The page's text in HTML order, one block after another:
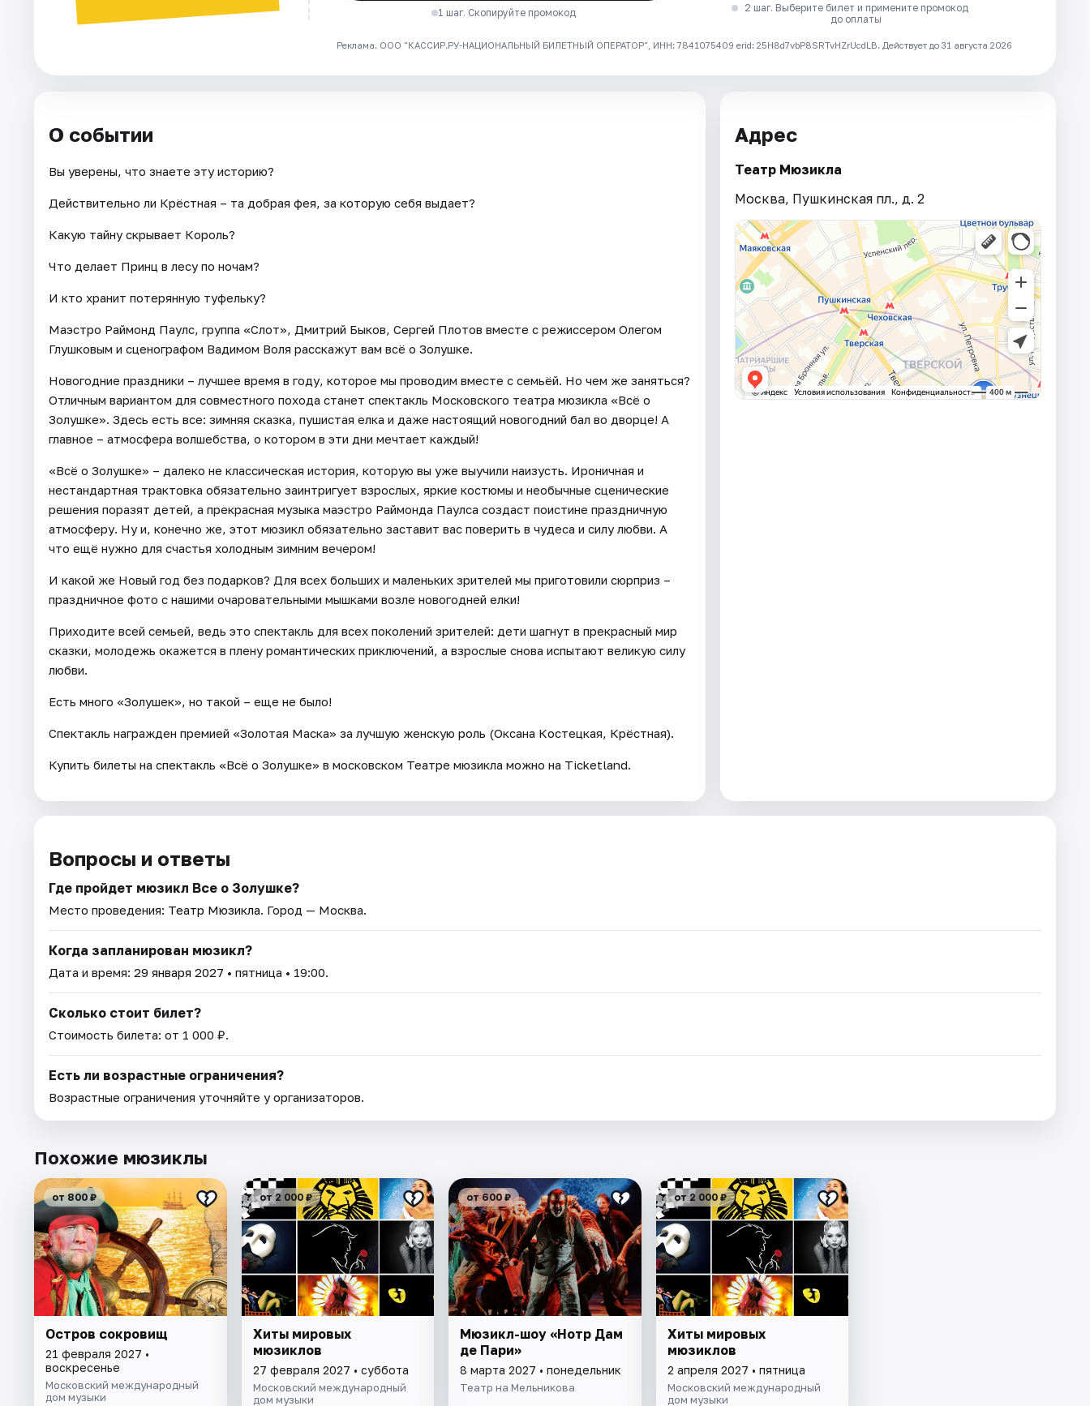
1 шаг. Скопируйте промокод
2 шаг. Выберите билет и примените промокод
до оплаты
Реклама. ООО "КАССИР.РУ-НАЦИОНАЛЬНЫЙ БИЛЕТНЫЙ ОПЕРАТОР", ИНН: 7841075409 erid: 25H8d7vbP8SRTvHZrUcdLB. Действует до 31 августа 2026
О событии
Вы уверены, что знаете эту историю?
Действительно ли Крёстная – та добрая фея, за которую себя выдает?
Какую тайну скрывает Король?
Что делает Принц в лесу по ночам?
И кто хранит потерянную туфельку?
Маэстро Раймонд Паулс, группа «Слот», Дмитрий Быков, Сергей Плотов вместе с режиссером Олегом
Глушковым и сценографом Вадимом Воля расскажут вам всё о Золушке.
Новогодние праздники – лучшее время в году, которое мы проводим вместе с семьёй. Но чем же заняться?
Отличным вариантом для совместного похода станет спектакль Московского театра мюзикла «Всё о
Золушке». Здесь есть все: зимняя сказка, пушистая елка и даже настоящий новогодний бал во дворце! А
главное – атмосфера волшебства, о котором в эти дни мечтает каждый!
«Всё о Золушке» – далеко не классическая история, которую вы уже выучили наизусть. Ироничная и
нестандартная трактовка обязательно заинтригует взрослых, яркие костюмы и необычные сценические
решения поразят детей, а прекрасная музыка маэстро Раймонда Паулса создаст поистине праздничную
атмосферу. Ну и, конечно же, этот мюзикл обязательно заставит вас поверить в чудеса и силу любви. А
что ещё нужно для счастья холодным зимним вечером!
И какой же Новый год без подарков? Для всех больших и маленьких зрителей мы приготовили сюрприз –
праздничное фото с нашими очаровательными мышками возле новогодней елки!
Приходите всей семьей, ведь это спектакль для всех поколений зрителей: дети шагнут в прекрасный мир
сказки, молодежь окажется в плену романтических приключений, а взрослые снова испытают великую силу
любви.
Есть много «Золушек», но такой – еще не было!
Спектакль награжден премией «Золотая Маска» за лучшую женскую роль (Оксана Костецкая, Крёстная).
Купить билеты на спектакль «Всё о Золушке» в московском Театре мюзикла можно на Ticketland.
Адрес
Театр Мюзикла
Москва, Пушкинская пл., д. 2
Вопросы и ответы
Где пройдет мюзикл Все о Золушке?
Место проведения: Театр Мюзикла. Город — Москва.
Когда запланирован мюзикл?
Дата и время: 29 января 2027 • пятница • 19:00.
Сколько стоит билет?
Стоимость билета: от 1 000 ₽.
Есть ли возрастные ограничения?
Возрастные ограничения уточняйте у организаторов.
Похожие мюзиклы
от 800 ₽
Остров сокровищ
21 февраля 2027 •
воскресенье
Московский международный
дом музыки
от 2 000 ₽
Хиты мировых
мюзиклов
27 февраля 2027 • суббота
Московский международный
дом музыки
от 600 ₽
Мюзикл-шоу «Нотр Дам
де Пари»
8 марта 2027 • понедельник
Театр на Мельникова
от 2 000 ₽
Хиты мировых
мюзиклов
2 апреля 2027 • пятница
Московский международный
дом музыки